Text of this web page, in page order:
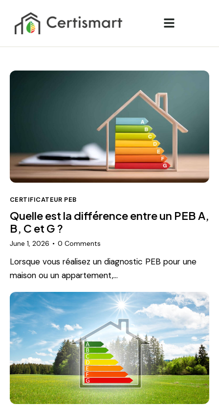
CERTIFICATEUR PEB
Quelle est la différence entre un PEB A,
B, C et G ?
June 1, 2026 0 Comments
Lorsque vous réalisez un diagnostic PEB pour une
maison ou un appartement,…